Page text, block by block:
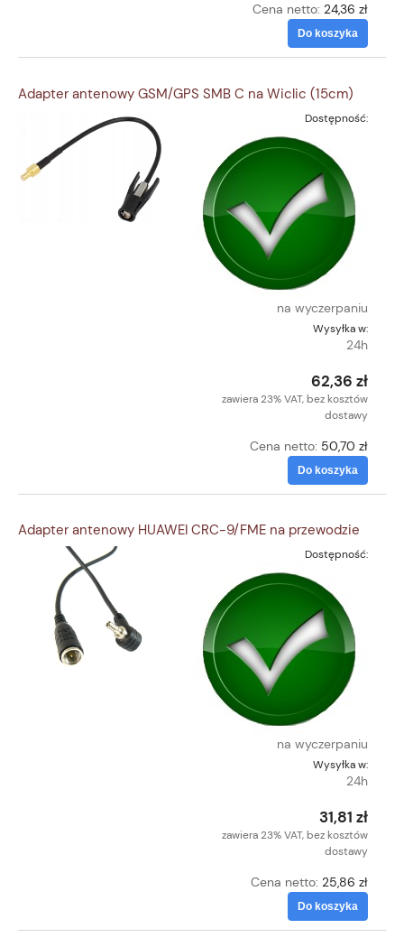
Cena netto: 24,36 zł
Do koszyka
Adapter antenowy GSM/GPS SMB C na Wiclic (15cm)
Dostępność:
na wyczerpaniu
Wysyłka w:
24h
62,36 zł
zawiera 23% VAT, bez kosztów
dostawy
Cena netto: 50,70 zł
Do koszyka
Adapter antenowy HUAWEI CRC-9/FME na przewodzie
Dostępność:
na wyczerpaniu
Wysyłka w:
24h
31,81 zł
zawiera 23% VAT, bez kosztów
dostawy
Cena netto: 25,86 zł
Do koszyka